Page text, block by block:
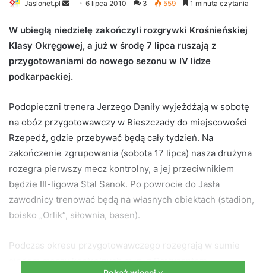
Jaslonet.pl
n
d
a
n
m
6 lipca 2010 3 559 1 minuta czytania
W ubiegłą niedzielę zakończyli rozgrywki Krośnieńskiej
Klasy Okręgowej, a już w środę 7 lipca ruszają z
przygotowaniami do nowego sezonu w IV lidze
podkarpackiej.
Podopieczni trenera Jerzego Daniły wyjeżdżają w sobotę
na obóz przygotowawczy w Bieszczady do miejscowości
Rzepedź, gdzie przebywać będą cały tydzień. Na
zakończenie zgrupowania (sobota 17 lipca) nasza drużyna
rozegra pierwszy mecz kontrolny, a jej przeciwnikiem
będzie III-ligowa Stal Sanok. Po powrocie do Jasła
zawodnicy trenować będą na własnych obiektach (stadion,
boisko „Orlik”, siłownia, basen).
Podczas okresu przygotowawczego rozegrają w sumie
siedem meczy kontrolnych m.in. z Partyzantem